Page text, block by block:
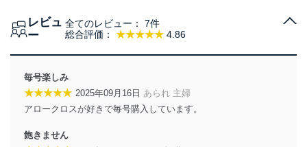
当社は、個人情報の取得・利用・提供に際して、その利
得・利用・提供を行います。また、当社が保有している
個人情報は、同意を得ずに目的外利用、第三者への提
供・開示は行いません。当社においてはこれらの取り組
みを確実にするため、従業者等の教育を徹底してまいり
措置を講じます。
レビュ
ー
総合評価： ★★★★★ 4.86
全てのレビュー： 7件
毎号楽しみ
★★★★★ 2025年09月16日 あられ 主婦
アロークロスが好きで毎号購入しています。
飽きません